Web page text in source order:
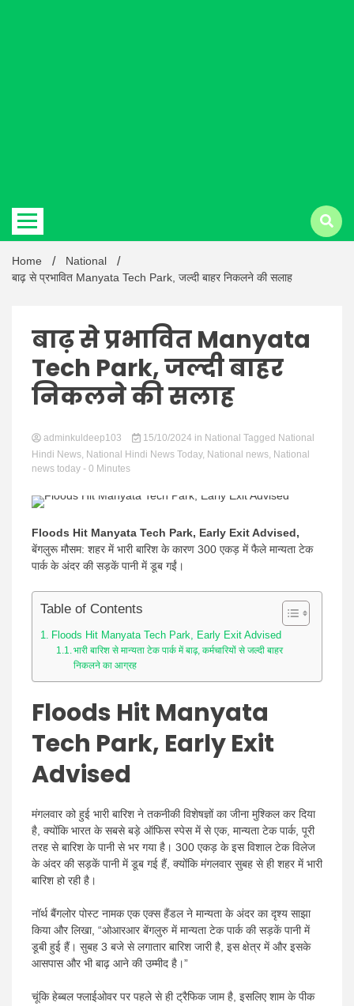
Latest
Hindi
News
Home
National
बाढ़ से प्रभावित Manyata Tech Park, जल्दी बाहर निकलने की सलाह
बाढ़ से प्रभावित Manyata
Tech Park, जल्दी बाहर
निकलने की सलाह
adminkuldeep103 15/10/2024 in National Tagged National
Hindi News, National Hindi News Today, National news, National
news today - 0 Minutes
Floods Hit Manyata Tech Park, Early Exit Advised,
बेंगलुरू मौसम: शहर में भारी बारिश के कारण 300 एकड़ में फैले मान्यता टेक
पार्क के अंदर की सड़कें पानी में डूब गईं।
Table of Contents
Floods Hit Manyata Tech Park, Early Exit Advised
भारी बारिश से मान्यता टेक पार्क में बाढ़, कर्मचारियों से जल्दी बाहर
निकलने का आग्रह
Floods Hit Manyata
Tech Park, Early Exit
Advised
मंगलवार को हुई भारी बारिश ने तकनीकी विशेषज्ञों का जीना मुश्किल कर दिया
है, क्योंकि भारत के सबसे बड़े ऑफिस स्पेस में से एक, मान्यता टेक पार्क, पूरी
तरह से बारिश के पानी से भर गया है। 300 एकड़ के इस विशाल टेक विलेज
के अंदर की सड़कें पानी में डूब गई हैं, क्योंकि मंगलवार सुबह से ही शहर में भारी
बारिश हो रही है।
नॉर्थ बैंगलोर पोस्ट नामक एक एक्स हैंडल ने मान्यता के अंदर का दृश्य साझा
किया और लिखा, “ओआरआर बेंगलुरु में मान्यता टेक पार्क की सड़कें पानी में
डूबी हुई हैं। सुबह 3 बजे से लगातार बारिश जारी है, इस क्षेत्र में और इसके
आसपास और भी बाढ़ आने की उम्मीद है।”
चूंकि हेब्बल फ्लाईओवर पर पहले से ही ट्रैफिक जाम है, इसलिए शाम के पीक